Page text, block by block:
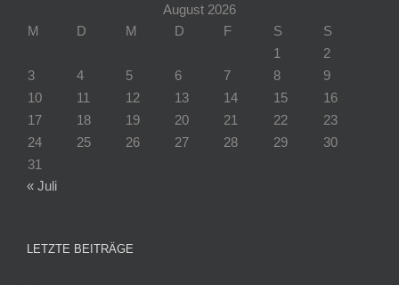
August 2026
M
D M D F S
S
1
2
3
4 5 6 7 8
9
10
11 12 13 14 15
16
17
18 19 20 21 22
23
24
25 26 27 28 29
30
31
« Juli
LETZTE BEITRÄGE